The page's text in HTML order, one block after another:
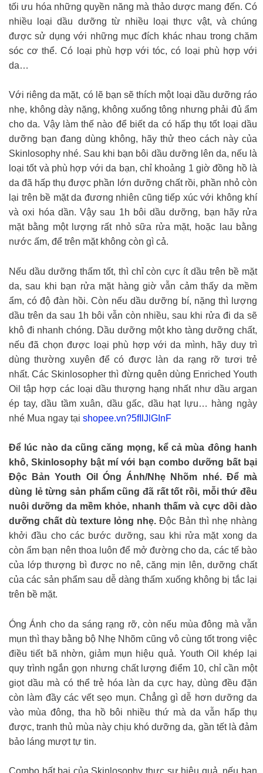
tối ưu hóa những quyền năng mà thảo dược mang đến. Có
nhiều loại dầu dưỡng từ nhiều loại thực vật, và chúng
được sử dụng với những mục đích khác nhau trong chăm
sóc cơ thể. Có loại phù hợp với tóc, có loại phù hợp với
da…
Với riêng da mặt, có lẽ bạn sẽ thích một loại dầu dưỡng ráo
nhẹ, không dày nặng, không xuống tông nhưng phải đủ ẩm
cho da. Vậy làm thế nào để biết da có hấp thụ tốt loại dầu
dưỡng bạn đang dùng không, hãy thử theo cách này của
Skinlosophy nhé. Sau khi bạn bôi dầu dưỡng lên da, nếu là
loại tốt và phù hợp với da bạn, chỉ khoảng 1 giờ đồng hồ là
da đã hấp thụ được phần lớn dưỡng chất rồi, phần nhỏ còn
lại trên bề mặt da đương nhiên cũng tiếp xúc với không khí
và oxi hóa dần. Vậy sau 1h bôi dầu dưỡng, bạn hãy rửa
mặt bằng một lượng rất nhỏ sữa rửa mặt, hoặc lau bằng
nước ấm, để trên mặt không còn gì cả.
Nếu dầu dưỡng thấm tốt, thì chỉ còn cực ít dầu trên bề mặt
da, sau khi bạn rửa mặt hàng giờ vẫn cảm thấy da mềm
ẩm, có độ đàn hồi. Còn nếu dầu dưỡng bí, nặng thì lượng
dầu trên da sau 1h bôi vẫn còn nhiều, sau khi rửa đi da sẽ
khô đi nhanh chóng. Dầu dưỡng một kho tàng dưỡng chất,
nếu đã chọn được loại phù hợp với da mình, hãy duy trì
dùng thường xuyên để có được làn da rạng rỡ tươi trẻ
nhất. Các Skinlosopher thì đừng quên dùng Enriched Youth
Oil tập hợp các loại dầu thượng hạng nhất như dầu argan
ép tay, dầu tầm xuân, dầu gấc, dầu hạt lựu… hàng ngày
nhé Mua ngay tại shopee.vn?5fIlJlGInF
Để lúc nào da cũng căng mọng, kể cả mùa đông hanh
khô, Skinlosophy bật mí với bạn combo dưỡng bất bại
Độc Bản Youth Oil Óng Ánh/Nhẹ Nhõm nhé. Để mà
dùng lẻ từng sản phẩm cũng đã rất tốt rồi, mỗi thứ đều
nuôi dưỡng da mềm khỏe, nhanh thấm và cực dồi dào
dưỡng chất dù texture lỏng nhẹ. Độc Bản thì nhẹ nhàng
khởi đầu cho các bước dưỡng, sau khi rửa mặt xong da
còn ẩm bạn nên thoa luôn để mở đường cho da, các tế bào
của lớp thượng bì được no nê, căng mịn lên, dưỡng chất
của các sản phẩm sau dễ dàng thấm xuống không bị tắc lại
trên bề mặt.
Óng Ánh cho da sáng rạng rỡ, còn nếu mùa đông mà vẫn
mụn thì thay bằng bộ Nhẹ Nhõm cũng vô cùng tốt trong việc
điều tiết bã nhờn, giảm mụn hiệu quả. Youth Oil khép lại
quy trình ngắn gọn nhưng chất lượng điểm 10, chỉ cần một
giọt dầu mà có thể trẻ hóa làn da cực hay, dùng đều đặn
còn làm đầy các vết sẹo mụn. Chẳng gì dễ hơn dưỡng da
vào mùa đông, tha hồ bôi nhiều thứ mà da vẫn hấp thụ
được, tranh thủ mùa này chịu khó dưỡng da, gần tết là đảm
bảo láng mượt tự tin.
Combo bất bại của Skinlosophy thực sự hiệu quả, nếu bạn